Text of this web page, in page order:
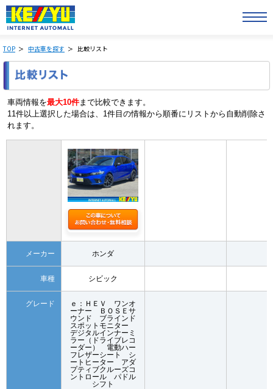
TOP 中古車を探す 比較リスト
車両情報を最大10件まで比較できます。
11件以上選択した場合は、1件目の情報から順番にリストから自動削除さ
れます。
メーカー ホンダ
車種 シビック
グレード
ｅ：ＨＥＶ ワンオ
ーナー ＢＯＳＥサ
ウンド ブラインド
スポットモニター
デジタルインナーミ
ラー（ドライブレコ
ーダー） 電動ハー
フレザーシート シ
ートヒーター アダ
プティブクルーズコ
ントロール パドル
シフト